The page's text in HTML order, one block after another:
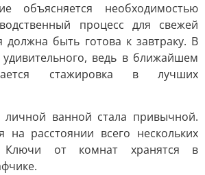
объясняется необходимостью
процесс для свежей
должна быть готова к завтраку. В
ведь в ближайшем
стажировка в лучших
ванной стала привычной.
на расстоянии всего нескольких
Ключи от комнат хранятся в